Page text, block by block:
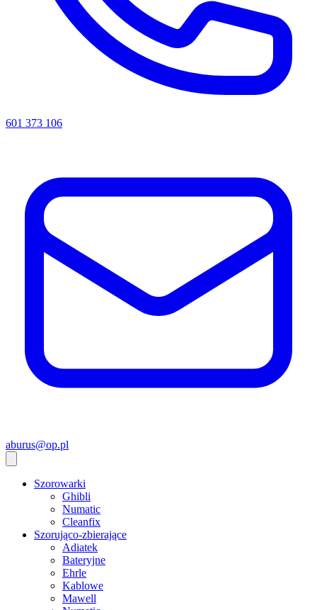
601 373 106
aburus@op.pl
Szorowarki
Ghibli
Numatic
Cleanfix
Szorująco-zbierające
Adiatek
Bateryjne
Ehrle
Kablowe
Mawell